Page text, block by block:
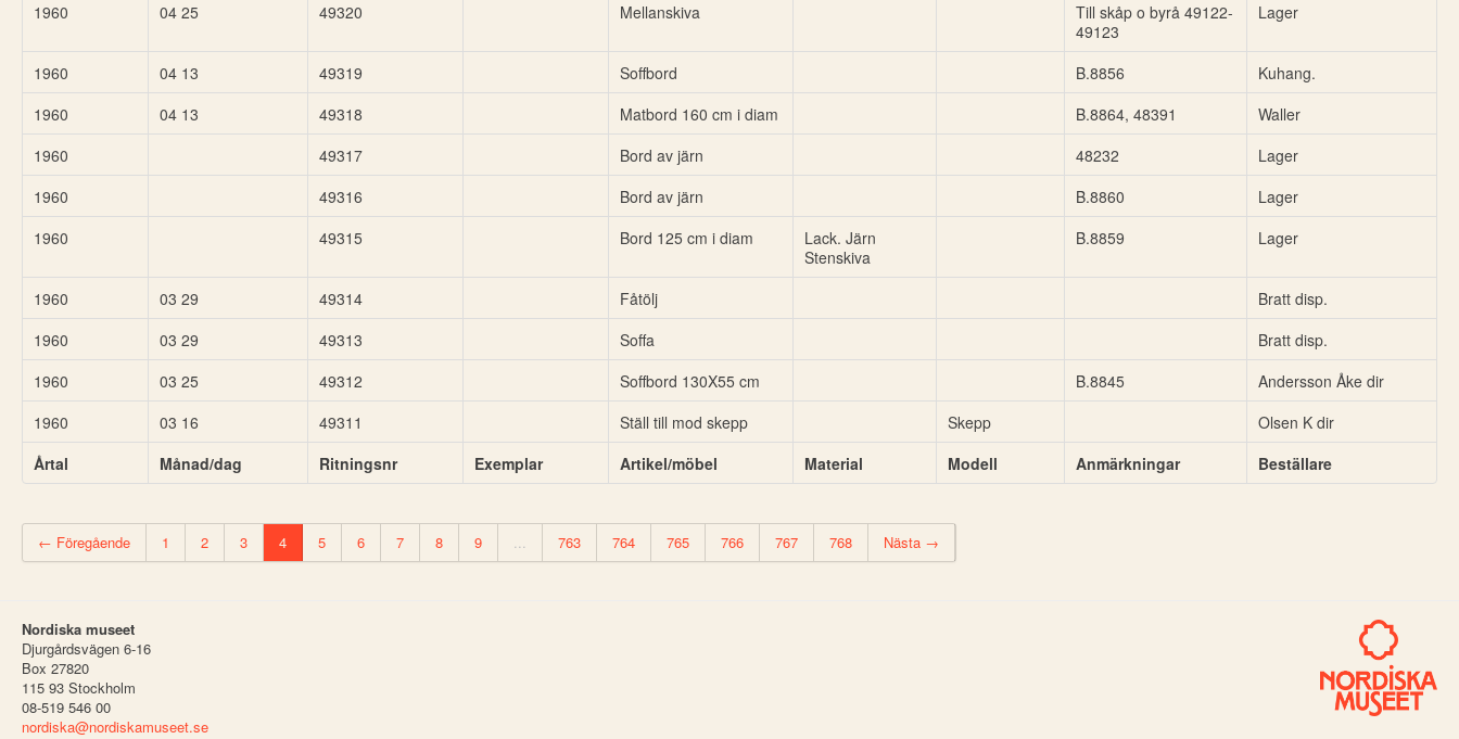
1960
04 25 49320 Mellanskiva
Till skåp o byrå 49122-
49123
Lager
1960 04 13 49319 Soffbord B.8856
Kuhang.
1960
04 13 49318 Matbord 160 cm i diam B.8864, 48391
Waller
1960
49317 Bord av järn 48232
Lager
1960
49316 Bord av järn B.8860
Lager
1960
49315 Bord 125 cm i diam
Lack. Järn
Stenskiva
B.8859 Lager
1960 03 29 49314 Fåtölj
Bratt disp.
1960
03 29 49313 Soffa
Bratt disp.
1960
03 25 49312 Soffbord 130X55 cm B.8845
Andersson Åke dir
1960
03 16 49311 Ställ till mod skepp Skepp
Olsen K dir
Årtal
Månad/dag Ritningsnr Exemplar Artikel/möbel Material Modell Anmärkningar Beställare
← Föregående 1 2 3 4 5 6 7 8 9 ... 763 764 765 766 767 768 Nästa →
Nordiska museet
Djurgårdsvägen 6-16
Box 27820
115 93 Stockholm
08-519 546 00
nordiska@nordiskamuseet.se